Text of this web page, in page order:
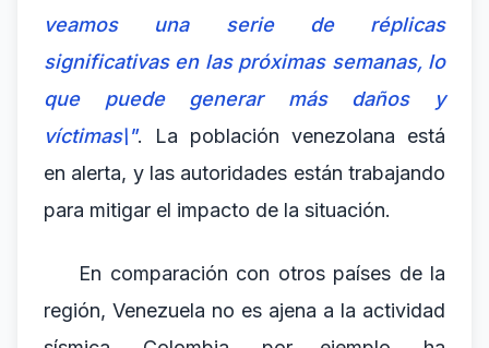
veamos una serie de réplicas
significativas en las próximas semanas, lo
que puede generar más daños y
víctimas\". La población venezolana está
en alerta, y las autoridades están trabajando
para mitigar el impacto de la situación.
En comparación con otros países de la
región, Venezuela no es ajena a la actividad